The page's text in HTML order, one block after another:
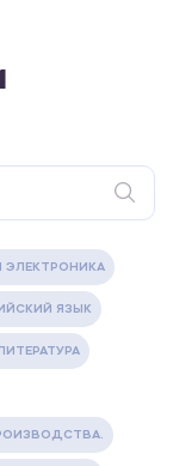
ЭЛЕКТРОНИКА
ЯЗЫК